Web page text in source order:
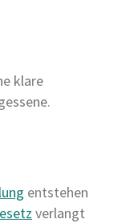
klare
entstehen
verlangt